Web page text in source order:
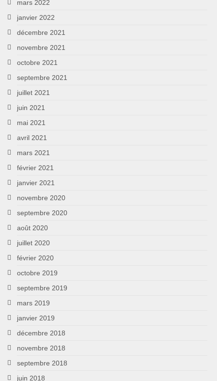
mars 2022
janvier 2022
décembre 2021
novembre 2021
octobre 2021
septembre 2021
juillet 2021
juin 2021
mai 2021
avril 2021
mars 2021
février 2021
janvier 2021
novembre 2020
septembre 2020
août 2020
juillet 2020
février 2020
octobre 2019
septembre 2019
mars 2019
janvier 2019
décembre 2018
novembre 2018
septembre 2018
juin 2018